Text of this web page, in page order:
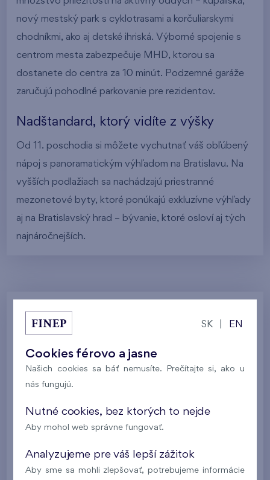
nový mestský park s cyklotrasami a korčuliarskymi
chodníkmi, ako aj detské ihriská. Výborné spojenie s
centrom mesta zabezpečuje MHD, ktorou sa
dostanete do centra za 10 minút. Podzemné garáže
zaručujú pohodlné parkovanie pre rezidentov.
Nadštandard, ktorý vidíte z výšky
Od 11. poschodia si môžete vychutnať váš obľúbený
nápoj s panoramatickým výhľadom na Bratislavu. Na
vyšších podlažiach sa nachádzajú priestranné
mezonetové byty, ktoré ponúkajú exkluzívne výhľady
aj na Bratislavský hrad – bývanie, ktoré osloví aj tých
najnáročnejších.
Vizualizácia domu
Galéria lokality
SK EN
Cookies férovo a jasne
Našich cookies sa báť nemusíte. Prečítajte si, ako u
nás fungujú.
Nutné cookies, bez ktorých to nejde
Aby mohol web správne fungovať.
Analyzujeme pre váš lepší zážitok
Aby sme sa mohli zlepšovať, potrebujeme informácie